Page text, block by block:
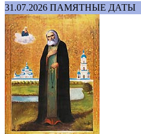
31.07.2026 ПАМЯТНЫЕ ДАТЫ